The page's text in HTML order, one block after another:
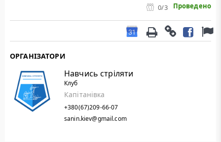
0/3 Проведено
ОРГАНІЗАТОРИ
Навчись стріляти
Клуб
Капітанівка
+380(67)209-66-07
sanin.kiev@gmail.com